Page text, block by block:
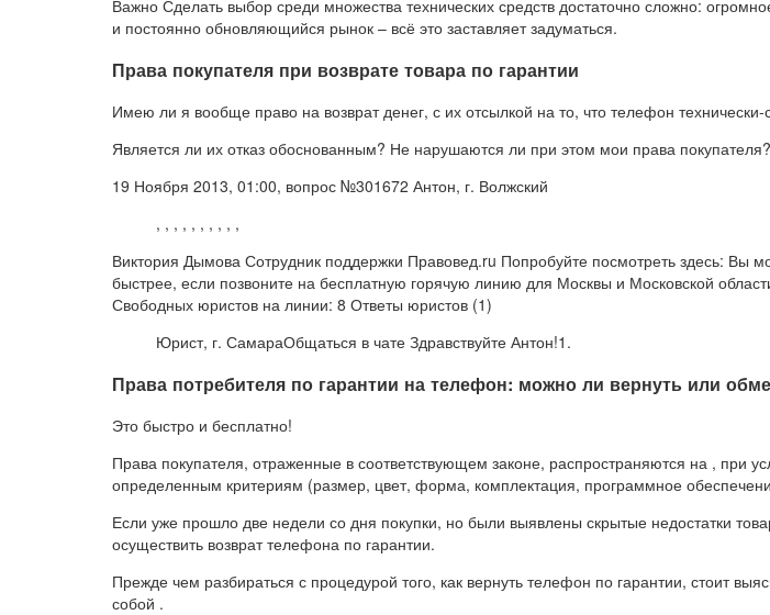
Важно Сделать выбор среди множества технических средств достаточно сложно:
и постоянно обновляющийся рынок – всё это заставляет задуматься.
Права покупателя при возврате товара по гарантии
Имею ли я вообще право на возврат денег, с их отсылкой на то, что телефон технически-
Является ли их отказ обоснованным? Не нарушаются ли при этом мои права покупателя?
19 Ноября 2013, 01:00, вопрос №301672 Антон, г. Волжский
, , , , , , , , , ,
Виктория Дымова Сотрудник поддержки Правовед.ru Попробуйте посмотреть здесь: Вы
быстрее, если позвоните на бесплатную горячую линию для Москвы и Московской
Свободных юристов на линии: 8 Ответы юристов (1)
Юрист, г. СамараОбщаться в чате Здравствуйте Антон!1.
Права потребителя по гарантии на телефон: можно ли вернуть или
Это быстро и бесплатно!
Права покупателя, отраженные в соответствующем законе, распространяются на , при
определенным критериям (размер, цвет, форма, комплектация, программное
Если уже прошло две недели со дня покупки, но были выявлены скрытые недостатки
осуществить возврат телефона по гарантии.
Прежде чем разбираться с процедурой того, как вернуть телефон по гарантии, стоит
собой .